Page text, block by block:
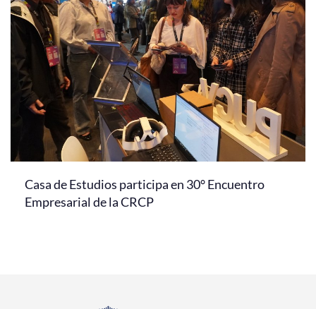
Casa de Estudios participa en 30° Encuentro
Empresarial de la CRCP